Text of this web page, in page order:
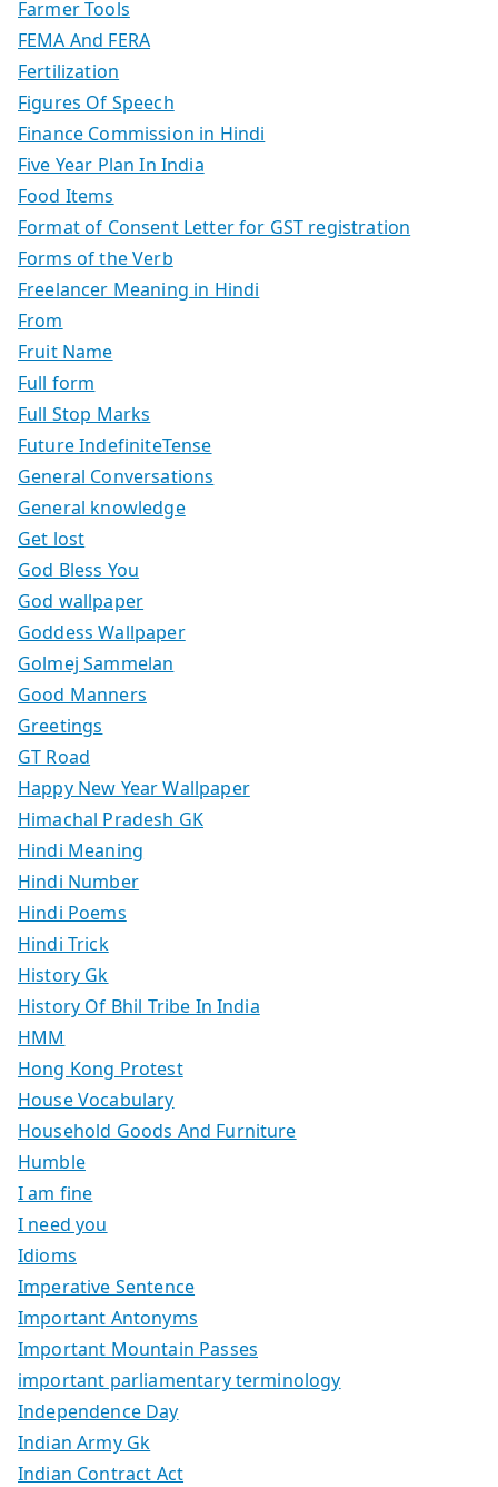
Farmer Tools
FEMA And FERA
Fertilization
Figures Of Speech
Finance Commission in Hindi
Five Year Plan In India
Food Items
Format of Consent Letter for GST registration
Forms of the Verb
Freelancer Meaning in Hindi
From
Fruit Name
Full form
Full Stop Marks
Future IndefiniteTense
General Conversations
General knowledge
Get lost
God Bless You
God wallpaper
Goddess Wallpaper
Golmej Sammelan
Good Manners
Greetings
GT Road
Happy New Year Wallpaper
Himachal Pradesh GK
Hindi Meaning
Hindi Number
Hindi Poems
Hindi Trick
History Gk
History Of Bhil Tribe In India
HMM
Hong Kong Protest
House Vocabulary
Household Goods And Furniture
Humble
I am fine
I need you
Idioms
Imperative Sentence
Important Antonyms
Important Mountain Passes
important parliamentary terminology
Independence Day
Indian Army Gk
Indian Contract Act